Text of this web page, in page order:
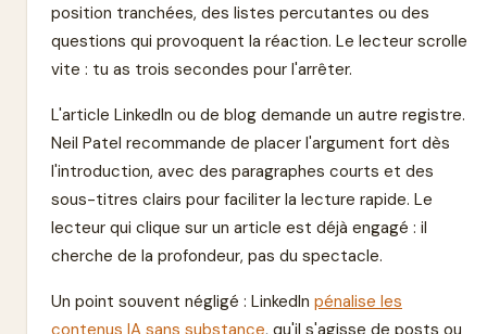
position tranchées, des listes percutantes ou des
questions qui provoquent la réaction. Le lecteur scrolle
vite : tu as trois secondes pour l'arrêter.
L'article LinkedIn ou de blog demande un autre registre.
Neil Patel recommande de placer l'argument fort dès
l'introduction, avec des paragraphes courts et des
sous-titres clairs pour faciliter la lecture rapide. Le
lecteur qui clique sur un article est déjà engagé : il
cherche de la profondeur, pas du spectacle.
Un point souvent négligé : LinkedIn pénalise les
contenus IA sans substance, qu'il s'agisse de posts ou